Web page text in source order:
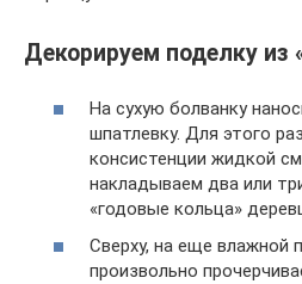
Декорируем поделку из
На сухую болванку
шпатлевку. Для этого
консистенции жидкой
накладываем два или
«годовые кольца»
Сверху, на еще влажной
произвольно